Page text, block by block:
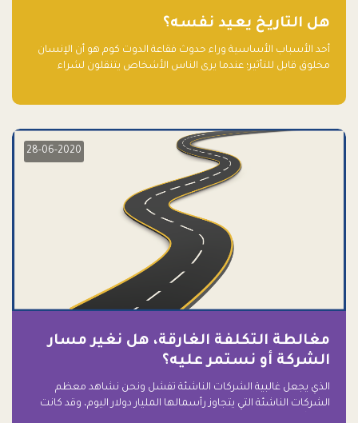
هل التاريخ يعيد نفسه؟
أحد الأسباب الأساسية وراء حدوث فقاعة الدوت كوم هو أن الإنسان
مخلوق قابل للتأثير؛ عندما يرى الناس الأشخاص يتنقلون لشراء
28-06-2020
مغالطة التكلفة الغارقة، هل نغير مسار
الشركة أو نستمر عليه؟
الذي يجعل غالبية الشركات الناشئة تفشل ونحن نشاهد معظم
الشركات الناشئة التي يتجاوز رأسمالها المليار دولار اليوم، وقد كانت